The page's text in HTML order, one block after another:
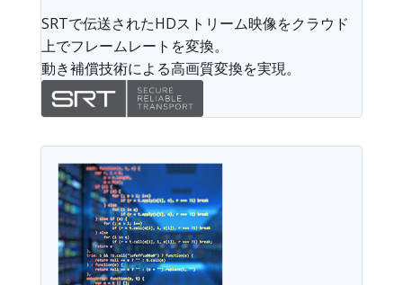
SRTで伝送されたHDストリーム映像をクラウド
上でフレームレートを変換。
動き補償技術による高画質変換を実現。